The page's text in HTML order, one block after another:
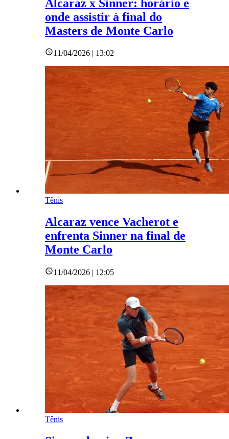
Alcaraz x Sinner: horário e
onde assistir à final do
Masters de Monte Carlo
11/04/2026 | 13:02
Tênis
Alcaraz vence Vacherot e
enfrenta Sinner na final de
Monte Carlo
11/04/2026 | 12:05
Tênis